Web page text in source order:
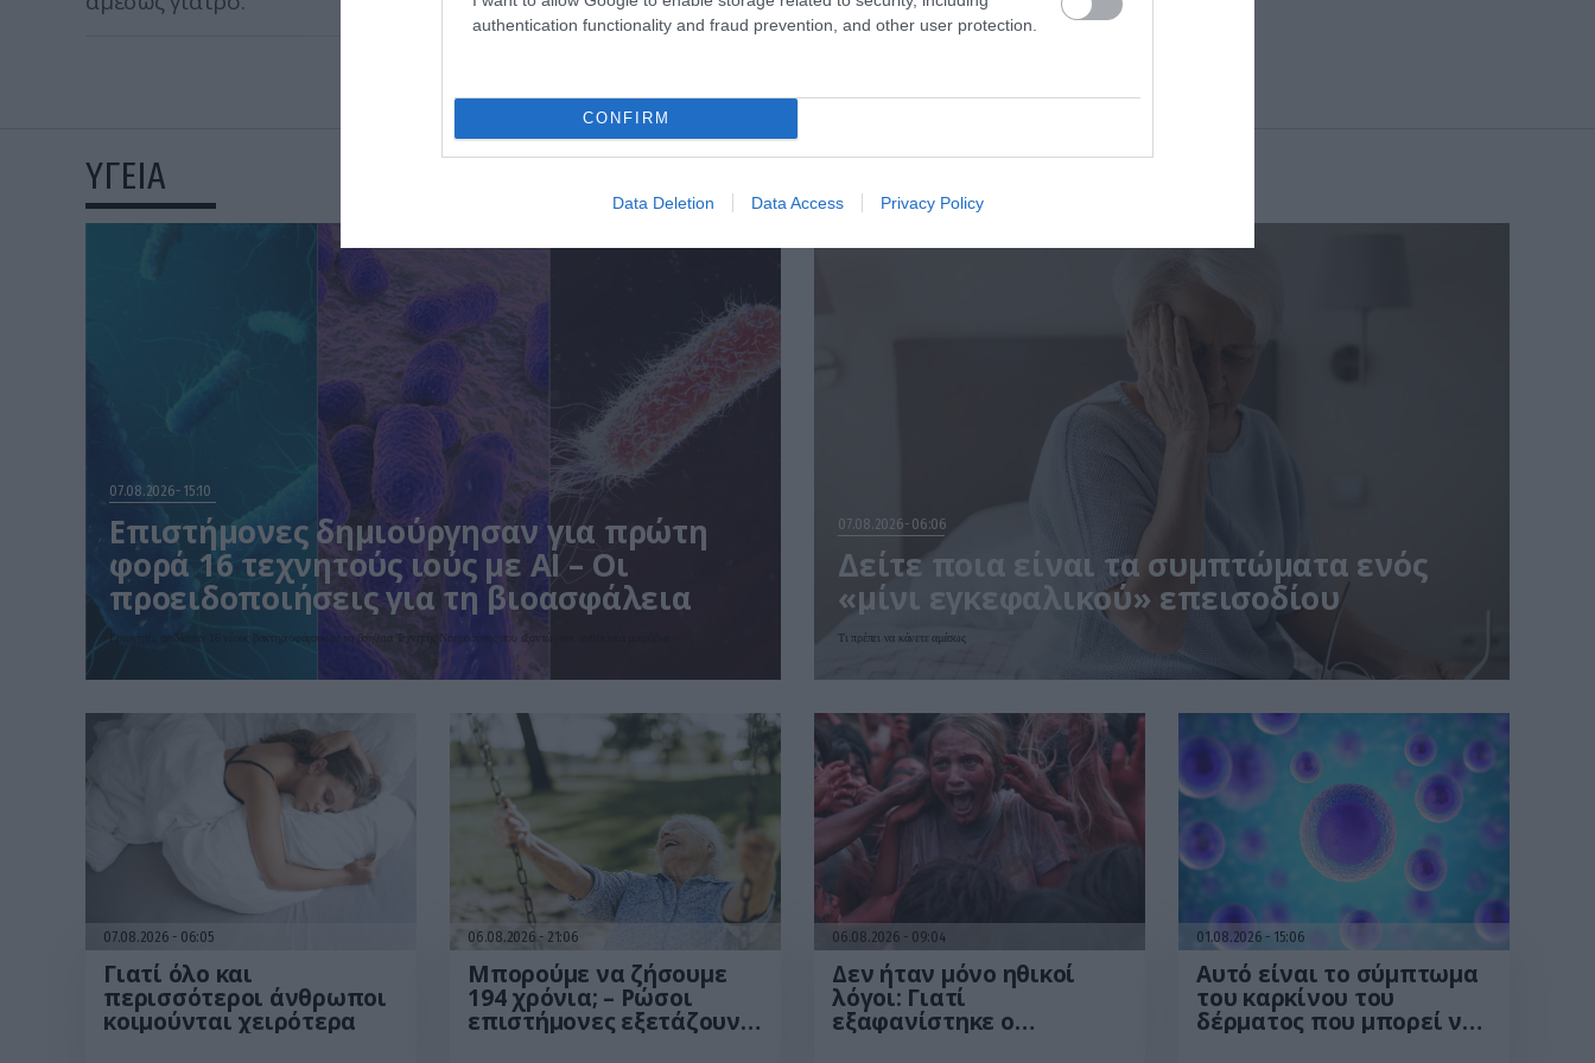
authentication functionality and fraud prevention, and other user protection.
CONFIRM
Data Deletion Data Access Privacy Policy
ΥΓΕΙΑ
07.08.2026 15:10
Επιστήμονες δημιούργησαν για πρώτη
φορά 16 τεχνητούς ιούς με AI – Οι
προειδοποιήσεις για τη βιοασφάλεια
Ερευνητές σχεδίασαν 16 νέους βακτηριοφάγους με τη βοήθεια Τεχνητής Νοημοσύνης που εξοντώνουν ανθεκτικά μικρόβια
07.08.2026 06:06
Δείτε ποια είναι τα συμπτώματα ενός
«μίνι εγκεφαλικού» επεισοδίου
Τι πρέπει να κάνετε αμέσως
07.08.2026 06:05
Γιατί όλο και
περισσότεροι άνθρωποι
κοιμούνται χειρότερα
06.08.2026 21:06
Μπορούμε να ζήσουμε
194 χρόνια; – Ρώσοι
επιστήμονες εξετάζουν
06.08.2026 09:04
Δεν ήταν μόνο ηθικοί
λόγοι: Γιατί
εξαφανίστηκε ο
01.08.2026 15:06
Αυτό είναι το σύμπτωμα
του καρκίνου του
δέρματος που μπορεί να